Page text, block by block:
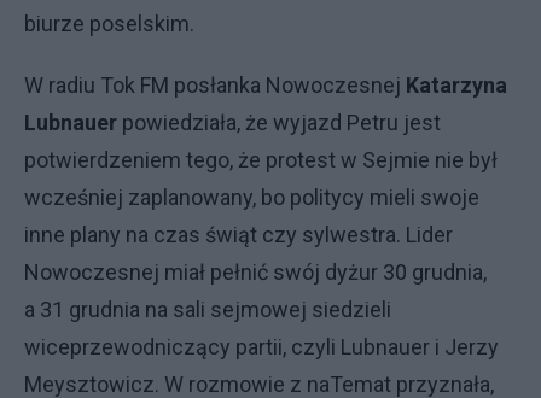
biurze poselskim.
W radiu Tok FM posłanka Nowoczesnej Katarzyna
Lubnauer powiedziała, że wyjazd Petru jest
potwierdzeniem tego, że protest w Sejmie nie był
wcześniej zaplanowany, bo politycy mieli swoje
inne plany na czas świąt czy sylwestra. Lider
Nowoczesnej miał pełnić swój dyżur 30 grudnia,
a 31 grudnia na sali sejmowej siedzieli
wiceprzewodniczący partii, czyli Lubnauer i Jerzy
Meysztowicz. W rozmowie z naTemat przyznała,